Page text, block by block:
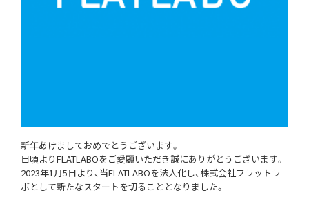
新年あけましておめでとうございます。
日頃よりFLATLABOをご愛顧いただき誠にありがとうございます。
2023年1月5日より、当FLATLABOを法人化し、株式会社フラットラ
ボとして新たなスタートを切ることとなりました。